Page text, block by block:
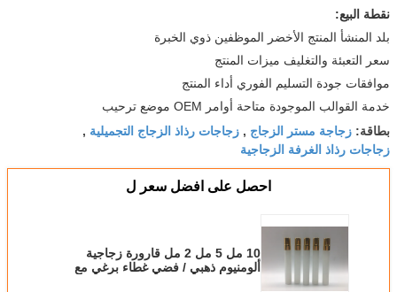
نقطة البيع:
بلد المنشأ المنتج الأخضر الموظفين ذوي الخبرة
سعر التعبئة والتغليف ميزات المنتج
موافقات جودة التسليم الفوري أداء المنتج
خدمة القوالب الموجودة متاحة أوامر OEM موضع ترحيب
بطاقة: زجاجة مستر الزجاج , زجاجات رذاذ الزجاج التجميلية ,
زجاجات رذاذ الغرفة الزجاجية
احصل على افضل سعر ل
10 مل 5 مل 2 مل قارورة زجاجية
ألومنيوم ذهبي / فضي غطاء برغي مع